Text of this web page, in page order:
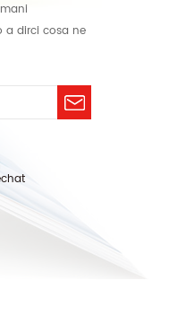
a dirci cosa ne